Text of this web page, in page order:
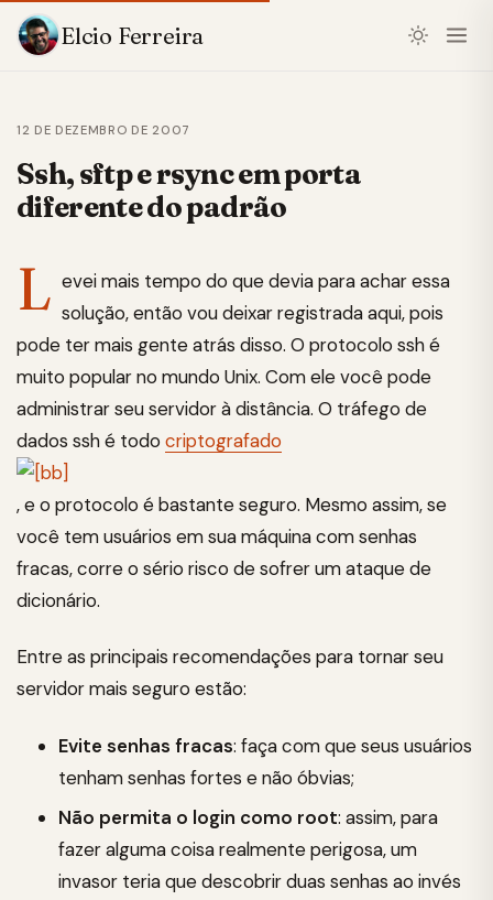
Elcio Ferreira
12 DE DEZEMBRO DE 2007
Ssh, sftp e rsync em porta
diferente do padrão
L evei mais tempo do que devia para achar essa
solução, então vou deixar registrada aqui, pois
pode ter mais gente atrás disso. O protocolo ssh é
muito popular no mundo Unix. Com ele você pode
administrar seu servidor à distância. O tráfego de
dados ssh é todo criptografado
, e o protocolo é bastante seguro. Mesmo assim, se
você tem usuários em sua máquina com senhas
fracas, corre o sério risco de sofrer um ataque de
dicionário.
Entre as principais recomendações para tornar seu
servidor mais seguro estão:
Evite senhas fracas: faça com que seus usuários
tenham senhas fortes e não óbvias;
Não permita o login como root: assim, para
fazer alguma coisa realmente perigosa, um
invasor teria que descobrir duas senhas ao invés